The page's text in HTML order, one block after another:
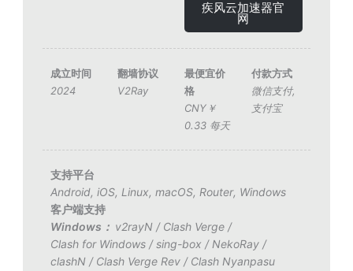
疾风云加速器官
网
成立时间
2024
翻墙协议
V2Ray
最便宜价
格
CNY￥
0.33 每天
付款方式
微信支付,
支付宝
支持平台
Android,iOS, Linux,macOS, Router, Windows
客户端支持
Windows： v2rayN / Clash Verge /
Clash for Windows /sing-box / NekoRay /
clashN / Clash Verge Rev / Clash Nyanpasu